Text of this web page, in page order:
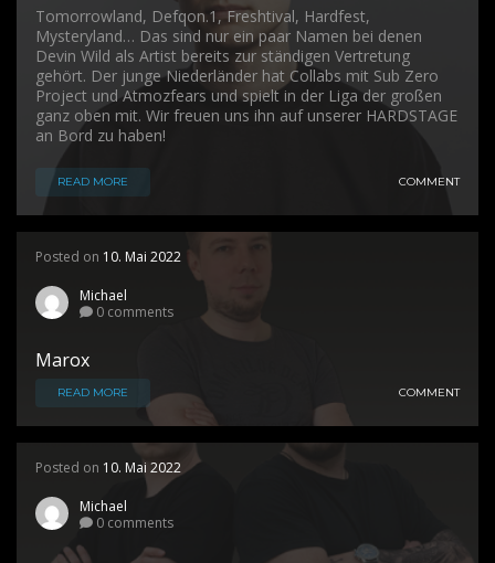
Tomorrowland, Defqon.1, Freshtival, Hardfest,
Mysteryland… Das sind nur ein paar Namen bei denen
Devin Wild als Artist bereits zur ständigen Vertretung
gehört. Der junge Niederländer hat Collabs mit Sub Zero
Project und Atmozfears und spielt in der Liga der großen
ganz oben mit. Wir freuen uns ihn auf unserer HARDSTAGE
an Bord zu haben!
READ MORE COMMENT
Posted on 10. Mai 2022
Michael
0 comments
Marox
READ MORE COMMENT
Posted on 10. Mai 2022
Michael
0 comments